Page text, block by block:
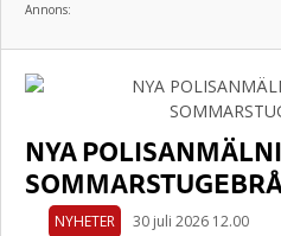
Annons:
NYA
NYHETER 30 juli 2026 12.00